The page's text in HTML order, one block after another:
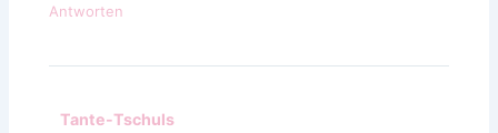
Antworten
Tante-Tschuls